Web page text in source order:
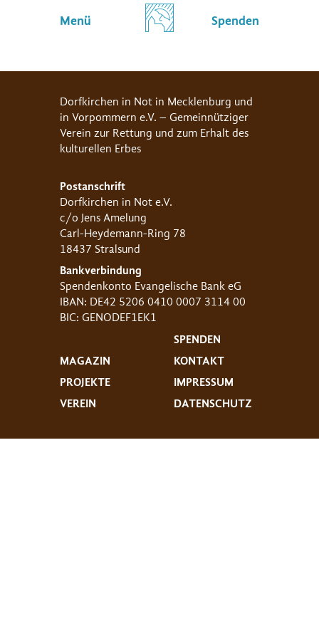
Menü Spenden
Dorfkirchen in Not in Mecklenburg und
in Vorpommern e.V. – Gemeinnütziger
Verein zur Rettung und zum Erhalt des
kulturellen Erbes
Postanschrift
Dorfkirchen in Not e.V.
c/o Jens Amelung
Carl-Heydemann-Ring 78
18437 Stralsund
Bankverbindung
Spendenkonto Evangelische Bank eG
IBAN: DE42 5206 0410 0007 3114 00
BIC: GENODEF1EK1
MAGAZIN
PROJEKTE
VEREIN
SPENDEN
KONTAKT
IMPRESSUM
DATENSCHUTZ